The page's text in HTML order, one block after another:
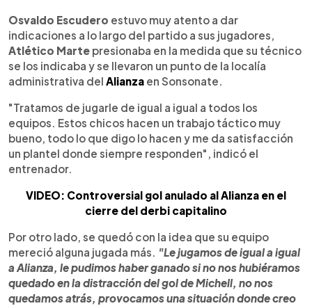
► Escuchar artículo
Osvaldo Escudero estuvo muy atento a dar
indicaciones a lo largo del partido a sus jugadores,
Atlético Marte presionaba en la medida que su técnico
se los indicaba y se llevaron un punto de la localía
administrativa del Alianza en Sonsonate.
"Tratamos de jugarle de igual a igual a todos los
equipos. Estos chicos hacen un trabajo táctico muy
bueno, todo lo que digo lo hacen y me da satisfacción
un plantel donde siempre responden", indicó el
entrenador.
VIDEO: Controversial gol anulado al Alianza en el
cierre del derbi capitalino
Por otro lado, se quedó con la idea que su equipo
mereció alguna jugada más. "Le jugamos de igual a igual
a Alianza, le pudimos haber ganado si no nos hubiéramos
quedado en la distracción del gol de Michell, no nos
quedamos atrás, provocamos una situación donde creo